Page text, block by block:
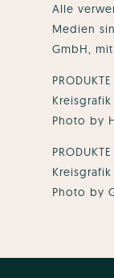
Alle
Medien
GmbH,
Kreisgrafik
Photo by
Kreisgrafik
Photo by